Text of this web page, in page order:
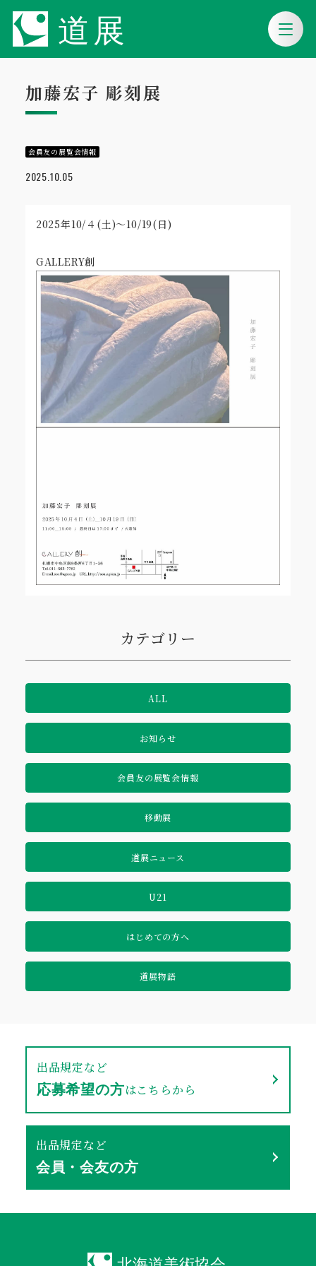
加藤宏子 彫刻展
会員友の展覧会情報
2025.10.05
2025年10/４(土)～10/19(日)
GALLERY創
カテゴリー
ALL
お知らせ
会員友の展覧会情報
移動展
道展ニュース
U21
はじめての方へ
道展物語
出品規定など
応募希望の方はこちらから
出品規定など
会員・会友の方